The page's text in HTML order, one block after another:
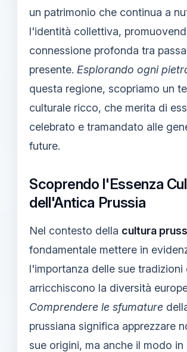
un patrimonio che continua a
l'identità collettiva,
connessione profonda tra
presente. Esplorando ogni
questa regione, scopriamo un
culturale ricco, che merita di
celebrato e tramandato alle
future.
Scoprendo l'Essenza
dell'Antica Prussia
Nel contesto della cultura
fondamentale mettere in
l'importanza delle sue tradizioni
arricchiscono la diversità
Comprendere le sfumature
prussiana significa apprezzare
sue origini, ma anche il modo